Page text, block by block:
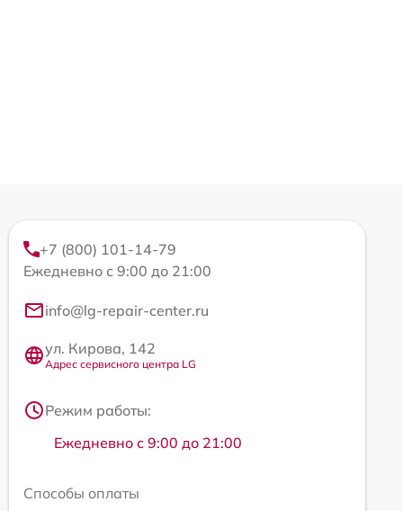
+7 (800) 101-14-79
Ежедневно с 9:00 до 21:00
info@lg-repair-center.ru
ул. Кирова, 142
Адрес сервисного центра LG
Режим работы:
Ежедневно с 9:00 до 21:00
Способы оплаты